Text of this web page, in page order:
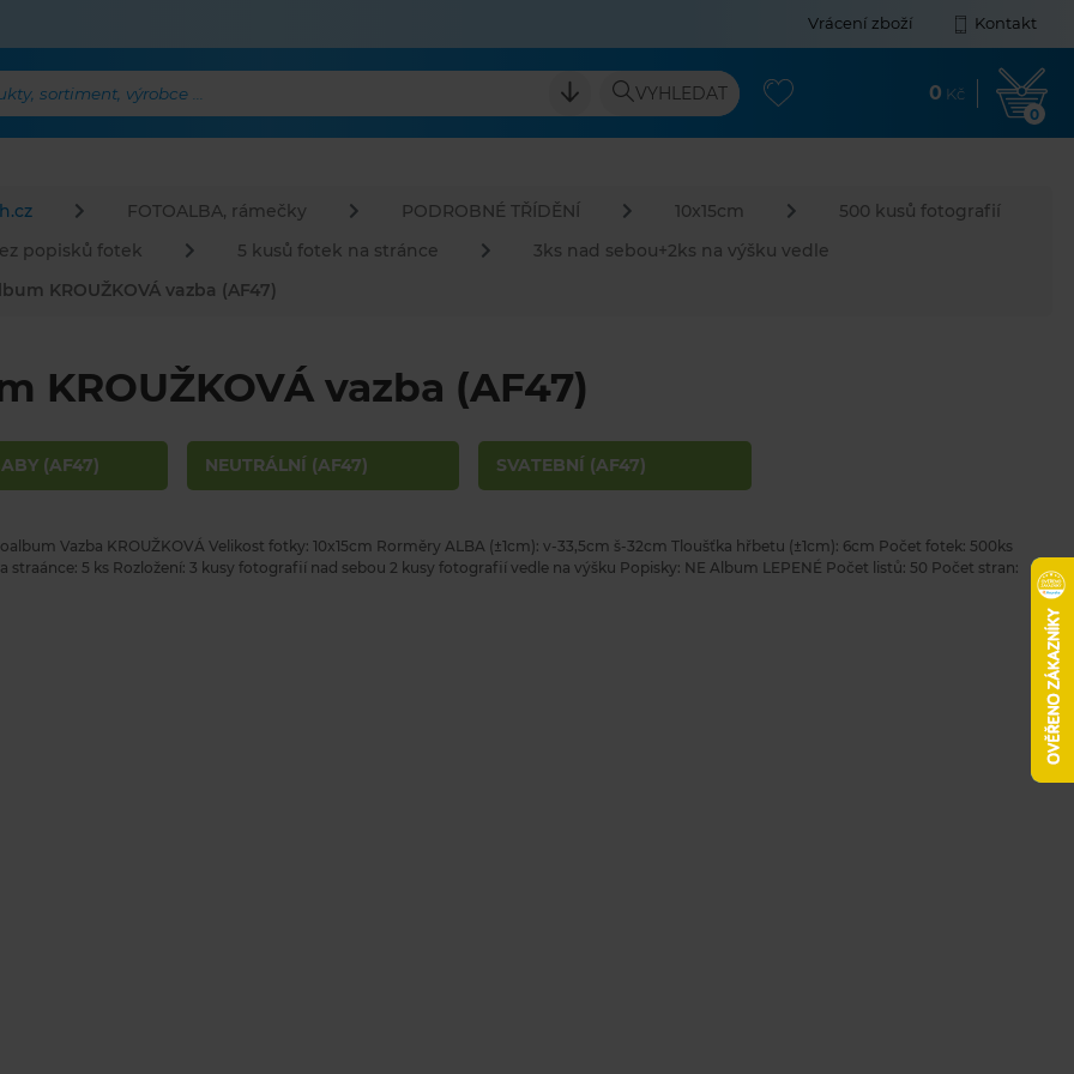
Vrácení zboží Kontakt
sortiment, výrobce ... VYHLEDAT 0 Kč
0
FOTOALBA, rámečky PODROBNÉ TŘÍDĚNÍ 10x15cm
500 kusů fotografií
popisků fotek
5 kusů fotek na stránce
3ks nad sebou+2ks na výšku vedle
KROUŽKOVÁ vazba (AF47)
KROUŽKOVÁ vazba (AF47)
(AF47) NEUTRÁLNÍ (AF47) SVATEBNÍ (AF47)
Vazba KROUŽKOVÁ Velikost fotky: 10x15cm Rorměry ALBA (±1cm): v-33,5cm š-32cm Tloušťka hřbetu (±1cm): 6cm Počet fotek: 500ks
straánce: 5 ks Rozložení: 3 kusy fotografií nad sebou 2 kusy fotografií vedle na výšku Popisky: NE Album LEPENÉ Počet listů: 50 Počet stran: